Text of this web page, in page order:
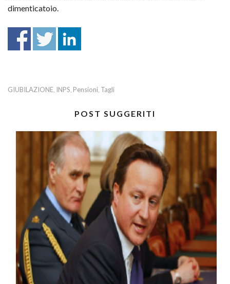
dimenticatoio.
GIUBILAZIONE, INPS, Pensioni, Tagli
POST SUGGERITI